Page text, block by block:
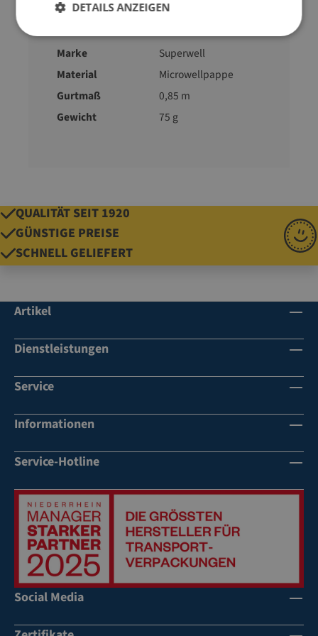
Farbe
braun
Marke
Superwell
Material
Microwellpappe
Gurtmaß
0,85 m
Gewicht
75 g
QUALITÄT SEIT 1920
GÜNSTIGE PREISE
SCHNELL GELIEFERT
Artikel
Dienstleistungen
Service
Informationen
Service-Hotline
Social Media
DETAILS ANZEIGEN